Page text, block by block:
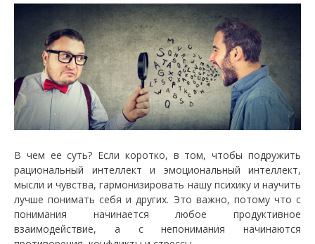
В чем ее суть? Если коротко, в том, чтобы подружить
рациональный интеллект и эмоциональный интеллект,
мысли и чувства, гармонизировать нашу психику и научить
лучше понимать себя и других. Это важно, потому что с
понимания начинается любое продуктивное
взаимодействие, а с непонимания начинаются